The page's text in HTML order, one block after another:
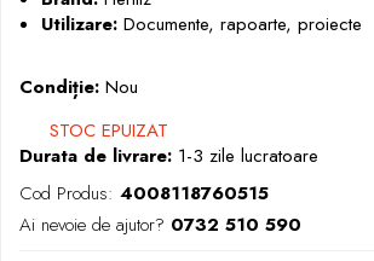
Markere cu vopsea
Utilizare: Documente, rapoarte, proiecte
Condiție: Nou
STOC EPUIZAT
Durata de livrare: 1-3 zile lucratoare
Cod Produs: 4008118760515
Ai nevoie de ajutor? 0732 510 590